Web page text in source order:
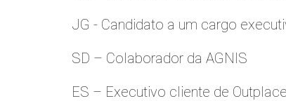
JG - Candidato a um cargo
SD – Colaborador da AGNIS
ES – Executivo cliente de